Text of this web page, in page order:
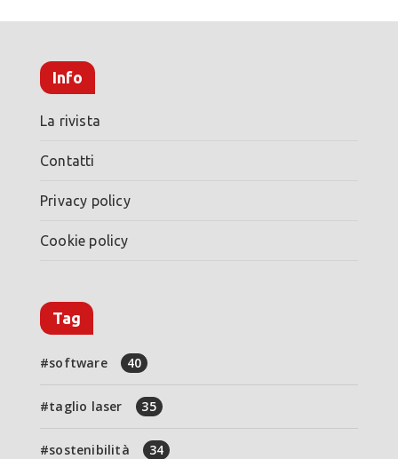
Info
La rivista
Contatti
Privacy policy
Cookie policy
Tag
software 40
taglio laser 35
sostenibilità 34